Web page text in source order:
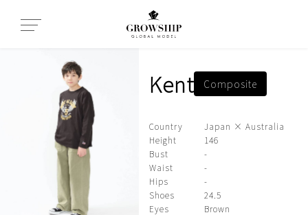
Kent Composite
Country
Japan × Australia
Height
146
Bust
-
Waist
-
Hips
-
Shoes
24.5
Eyes
Brown